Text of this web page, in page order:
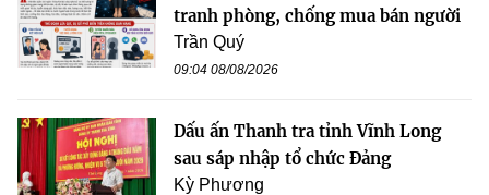
tranh phòng, chống mua bán người
Trần Quý
09:04 08/08/2026
Dấu ấn Thanh tra tỉnh Vĩnh Long
sau sáp nhập tổ chức Đảng
Kỳ Phương